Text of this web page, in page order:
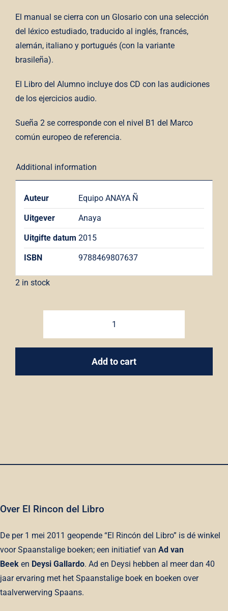
El manual se cierra con un Glosario con una selección
del léxico estudiado, traducido al inglés, francés,
alemán, italiano y portugués (con la variante
brasileña).
El Libro del Alumno incluye dos CD con las audiciones
de los ejercicios audio.
Sueña 2 se corresponde con el nivel B1 del Marco
común europeo de referencia.
Additional information
Auteur Equipo ANAYA Ñ
Uitgever Anaya
Uitgifte datum 2015
ISBN 9788469807637
2 in stock
Nuevo
2
libro
Add to cart
Over El Rincon del Libro
De per 1 mei 2011 geopende “El Rincón del Libro” is dé winkel
voor Spaanstalige boeken; een initiatief van Ad van
Beeken Deysi Gallardo. Ad en Deysi hebben al meer dan 40
jaar ervaring met het Spaanstalige boek en boeken over
taalverwerving Spaans.